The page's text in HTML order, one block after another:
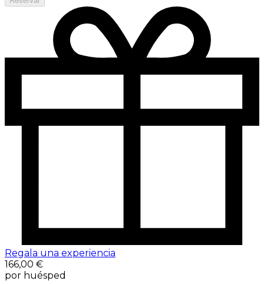
Regala una experiencia
166,00 €
por huésped